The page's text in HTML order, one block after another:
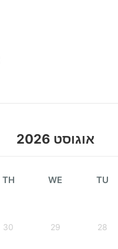
אוגוסט 2026
TU
WE
TH
28
29
30